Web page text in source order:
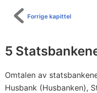
Forrige kapittel
5
Omtalen av
Husbank (Husbanken),